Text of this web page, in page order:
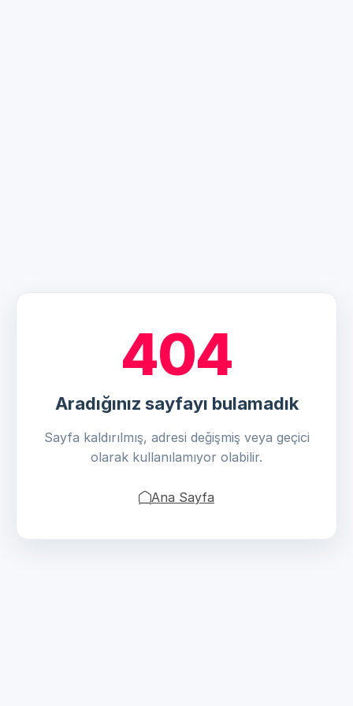
404
Aradığınız sayfayı bulamadık
Sayfa kaldırılmış, adresi değişmiş veya geçici
olarak kullanılamıyor olabilir.
Ana Sayfa